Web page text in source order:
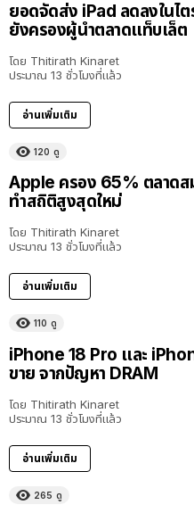
ยอดจัดส่ง iPad ลดลงในไ
ยังครองผู้นำตลาดแท็บเล็ต
โดย Thitirath Kinaret
ประมาณ 13 ชั่วโมงที่แล้ว
อ่านเพิ่มเติม
120 ดู
Apple ครอง 65% ตลาดส
ทำสถิติสูงสุดใหม่
โดย Thitirath Kinaret
ประมาณ 13 ชั่วโมงที่แล้ว
อ่านเพิ่มเติม
110 ดู
iPhone 18 Pro และ
ขาย จากปัญหา DRAM
โดย Thitirath Kinaret
ประมาณ 13 ชั่วโมงที่แล้ว
อ่านเพิ่มเติม
265 ดู